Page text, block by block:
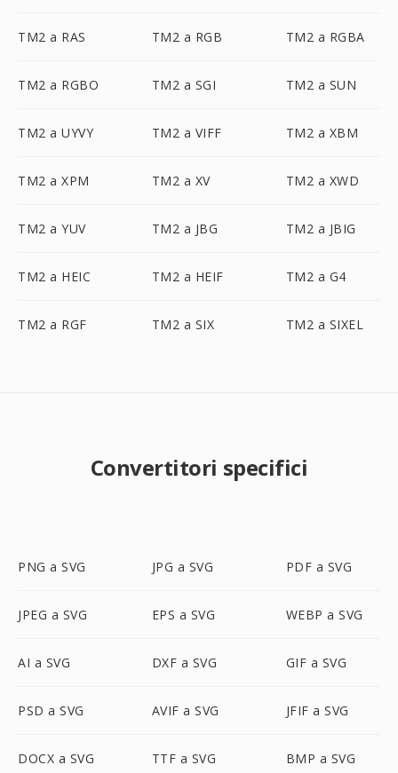
TM2 a RAS TM2 a RGB TM2 a RGBA
TM2 a RGBO TM2 a SGI TM2 a SUN
TM2 a UYVY TM2 a VIFF TM2 a XBM
TM2 a XPM TM2 a XV TM2 a XWD
TM2 a YUV TM2 a JBG TM2 a JBIG
TM2 a HEIC TM2 a HEIF TM2 a G4
TM2 a RGF TM2 a SIX TM2 a SIXEL
Convertitori specifici
PNG a SVG JPG a SVG PDF a SVG
JPEG a SVG EPS a SVG WEBP a SVG
AI a SVG DXF a SVG GIF a SVG
PSD a SVG AVIF a SVG JFIF a SVG
DOCX a SVG TTF a SVG BMP a SVG